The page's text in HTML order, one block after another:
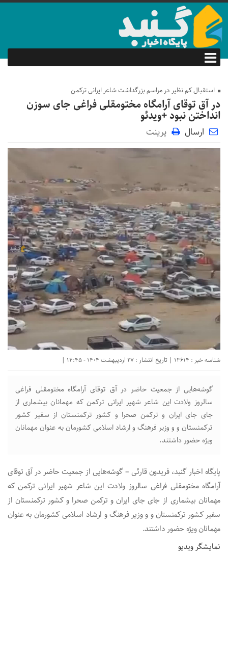
استقبال کم نظیر در مراسم بزرگداشت شاعر ایرانی ترکمن
در آق توقای آرامگاه مختومقلی فراغی جای سوزن
انداختن نبود +ویدئو
ارسال پرینت
شناسه خبر : 13614 | تاریخ انتشار : 27 اردیبهشت 1404 - 14:45 |
گوشه‌هایی از جمعیت حاضر در آق توقای آرامگاه مختومقلی فراغی
سالروز ولادت این شاعر شهیر ایرانی ترکمن که مهمانان بیشماری از
جای جای ایران و ترکمن صحرا و کشور ترکمنستان از سفیر کشور
ترکمنستان و و وزیر فرهنگ و ارشاد اسلامی کشورمان به عنوان مهمانان
ویژه حضور داشتند.
پایگاه اخبار گنبد، فریدون قارئی – گوشه‌هایی از جمعیت حاضر در آق توقای
آرامگاه مختومقلی فراغی سالروز ولادت این شاعر شهیر ایرانی ترکمن که
مهمانان بیشماری از جای جای ایران و ترکمن صحرا و کشور ترکمنستان از
سفیر کشور ترکمنستان و و وزیر فرهنگ و ارشاد اسلامی کشورمان به عنوان
مهمانان ویژه حضور داشتند.
نمایشگر ویدیو